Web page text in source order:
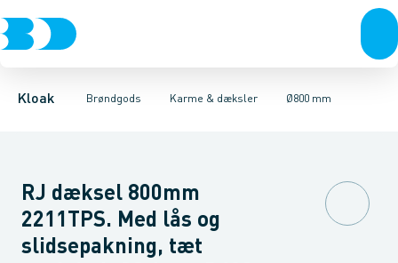
Kloak Brøndgods
Rør & fittingsBrønde BrøndgodsLinjeafvandingTanke,
Karme & dæksler
Kegler, dæksler & topringeKarme & dækslerØ800 mm
Ø280 mm Ø315 mmØ400 mmØ425 mmØ600 mm Ø800 mm
RJ dæksel 800mm
2211TPS. Med lås og
slidsepakning, tæt